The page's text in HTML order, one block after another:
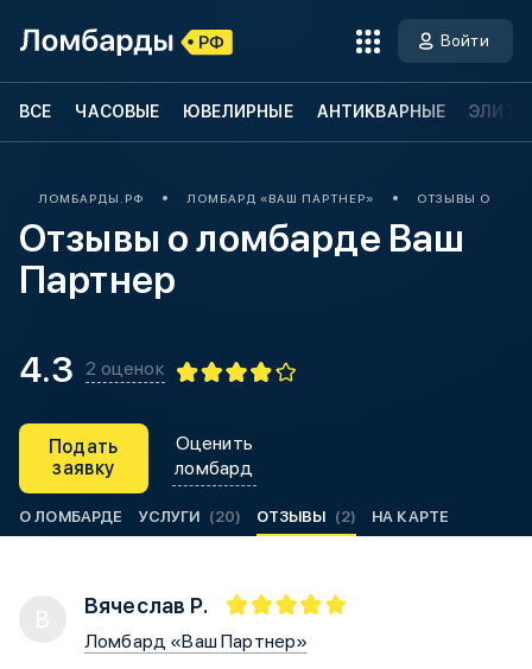
Войти
ВСЕ ЧАСОВЫЕ ЮВЕЛИРНЫЕ АНТИКВАРНЫЕ
ЛОМБАРДЫ.РФ ЛОМБАРД «ВАШ ПАРТНЕР» ОТЗЫВЫ О
Отзывы о ломбарде Ваш
Партнер
4.3 2 оценок
Подать
заявку
Оценить
ломбард
О ЛОМБАРДЕ УСЛУГИ (20) ОТЗЫВЫ (2) НА КАРТЕ
Вячеслав Р.
Ломбард «Ваш Партнер»